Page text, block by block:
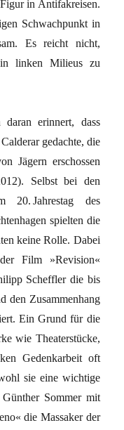
in Antifakreisen.
Schwachpunkt in
Es reicht nicht,
linken Milieus zu
erinnert, dass
gedachte, die
Jägern erschossen
Selbst bei den
20. Jahrestag des
spielten die
keine Rolle. Dabei
Film »Revision«
Scheffler die bis
den Zusammenhang
Ein Grund für die
wie Theaterstücke,
Gedenkarbeit oft
sie eine wichtige
Sommer mit
die Massaker der